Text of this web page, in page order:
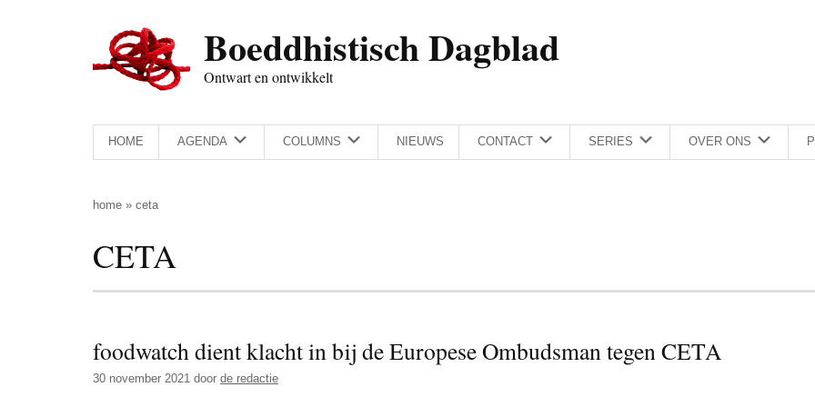
Boeddhistisch Dagblad
Ontwart en ontwikkelt
HOME AGENDA COLUMNS NIEUWS CONTACT SERIES OVER ONS
home » ceta
CETA
foodwatch dient klacht in bij de Europese Ombudsman tegen CETA
30 november 2021 door de redactie